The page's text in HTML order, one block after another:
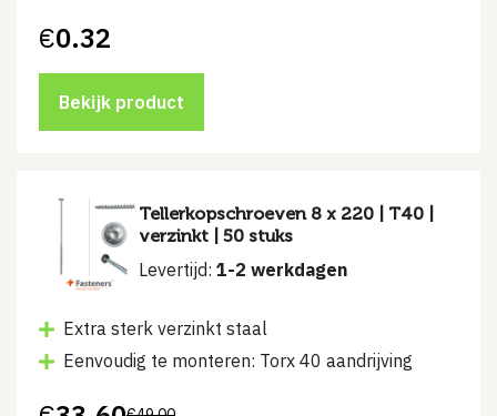
€0.32
Bekijk product
Tellerkopschroeven 8 x 220 | T40 |
verzinkt | 50 stuks
Levertijd: 1-2 werkdagen
Extra sterk verzinkt staal
Eenvoudig te monteren: Torx 40 aandrijving